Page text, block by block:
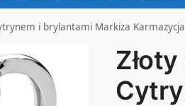
i brylantami Markiza Karmazycja